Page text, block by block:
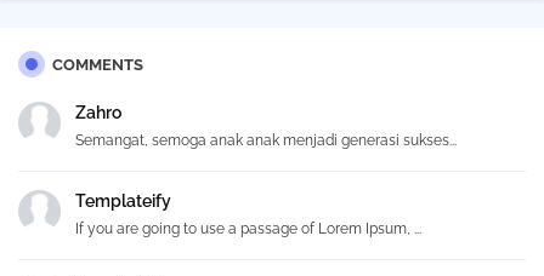
COMMENTS
Zahro
Semangat, semoga anak anak menjadi generasi sukses...
Templateify
If you are going to use a passage of Lorem Ipsum, ...